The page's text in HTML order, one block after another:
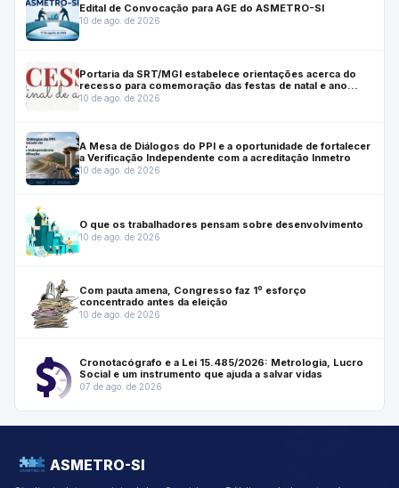
Edital de Convocação para AGE do ASMETRO-SI
10 de ago. de 2026
Portaria da SRT/MGI estabelece orientações acerca do
recesso para comemoração das festas de natal e ano
novo.
10 de ago. de 2026
A Mesa de Diálogos do PPI e a oportunidade de fortalecer
a Verificação Independente com a acreditação Inmetro
10 de ago. de 2026
O que os trabalhadores pensam sobre desenvolvimento
10 de ago. de 2026
Com pauta amena, Congresso faz 1º esforço
concentrado antes da eleição
10 de ago. de 2026
Cronotacógrafo e a Lei 15.485/2026: Metrologia, Lucro
Social e um instrumento que ajuda a salvar vidas
07 de ago. de 2026
ASMETRO-SI